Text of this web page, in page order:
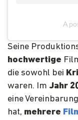
A
Seine
hochwertige
die sowohl bei
waren. Im Jahr
eine
hat, mehrere